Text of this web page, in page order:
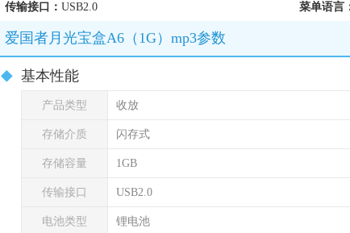
传输接口： USB2.0 菜单语言
爱国者月光宝盒A6（1G）mp3参数
基本性能
产品类型 收放
存储介质 闪存式
存储容量 1GB
传输接口 USB2.0
电池类型 锂电池